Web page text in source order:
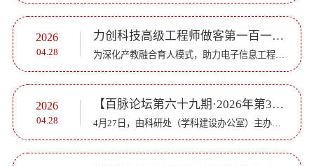
2026
04.28
力创科技高级工程师做客第一百一十八期“物电讲坛”
为深化产教融合育人模式，助力电子信息工程专业学生把握行业前沿、明晰职业发展方向，近日，物理与电子工程学院举办第一百一十八期“物电讲坛”，力创科技股份有限公司第一研究院院长、高级工程师赵增强受邀主讲...
2026
04.28
【百脉论坛第六十九期·2026年第3期】中国科学院地理科学与资源研究所王劲峰研究员：空间因果&地理探测器
4月27日，由科研处（学科建设办公室）主办、地理与旅游学院承办的“百脉论坛”第六十九期（2026年第3期）在章丘校区第二学术报告厅举行。中国科学院地理科学与资源研究所研究员、博士生导师王劲峰应邀作题为《空...